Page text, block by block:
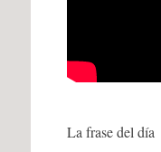
La frase del día